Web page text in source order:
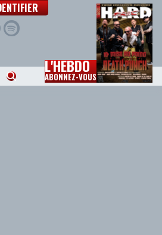
L'HEBDO
ABONNEZ-VOUS